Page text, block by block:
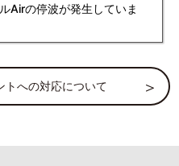
Airの停波が発生していま
トへの対応について